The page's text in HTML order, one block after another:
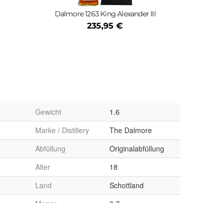
Dalmore 1263 King Alexander III
235,95 €
Gewicht
1.6
Marke / Distillery
The Dalmore
Abfüllung
Originalabfüllung
Alter
18
Land
Schottland